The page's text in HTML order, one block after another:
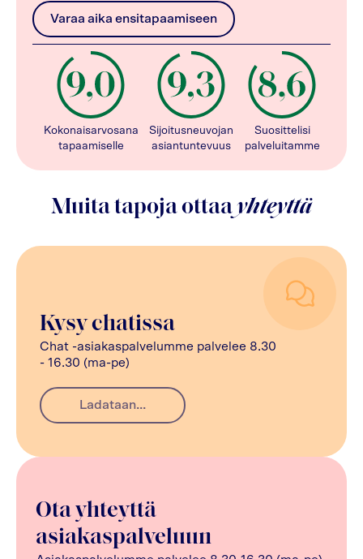
Varaa aika ensitapaamiseen
Kokonaisarvosana
tapaamiselle
Sijoitusneuvojan
asiantuntevuus
Suosittelisi
palveluitamme
Muita tapoja ottaayhteyttä
Ota yhteyttä
asiakaspalveluun
Kysy chatissa
Chat -asiakaspalvelumme palvelee 8.30
- 16.30 (ma-pe)
Ladataan...